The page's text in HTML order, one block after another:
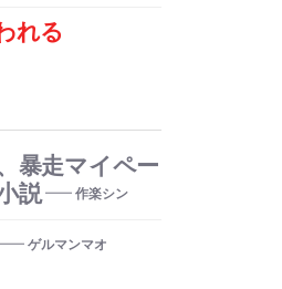
れる
暴走マイペー
説
作楽シン
ゲルマンマオ